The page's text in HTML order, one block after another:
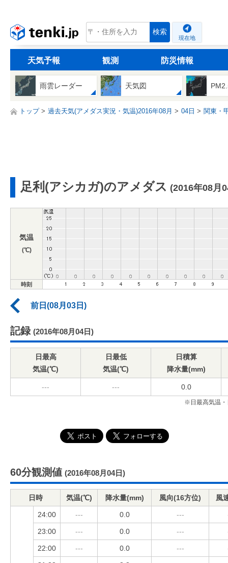
tenki.jp 検索
現在地
天気予報 観測 防災情報
雨雲レーダー 天気図
トップ 過去天気(アメダス実況・気温)2016年08月 04日 関東・
足利(アシカガ)のアメダス (2016年08月
気温
(℃)
時刻
前日(08月03日)
記録 (2016年08月04日)
日最高
気温(℃)
日最低
気温(℃)
日積算
降水量(mm)
--- --- 0.0
※日最高気温・
60分観測値 (2016年08月04日)
日時 気温(℃) 降水量(mm) 風向(16方位) 風
24:00 --- 0.0 ---
23:00 --- 0.0 ---
22:00 --- 0.0 ---